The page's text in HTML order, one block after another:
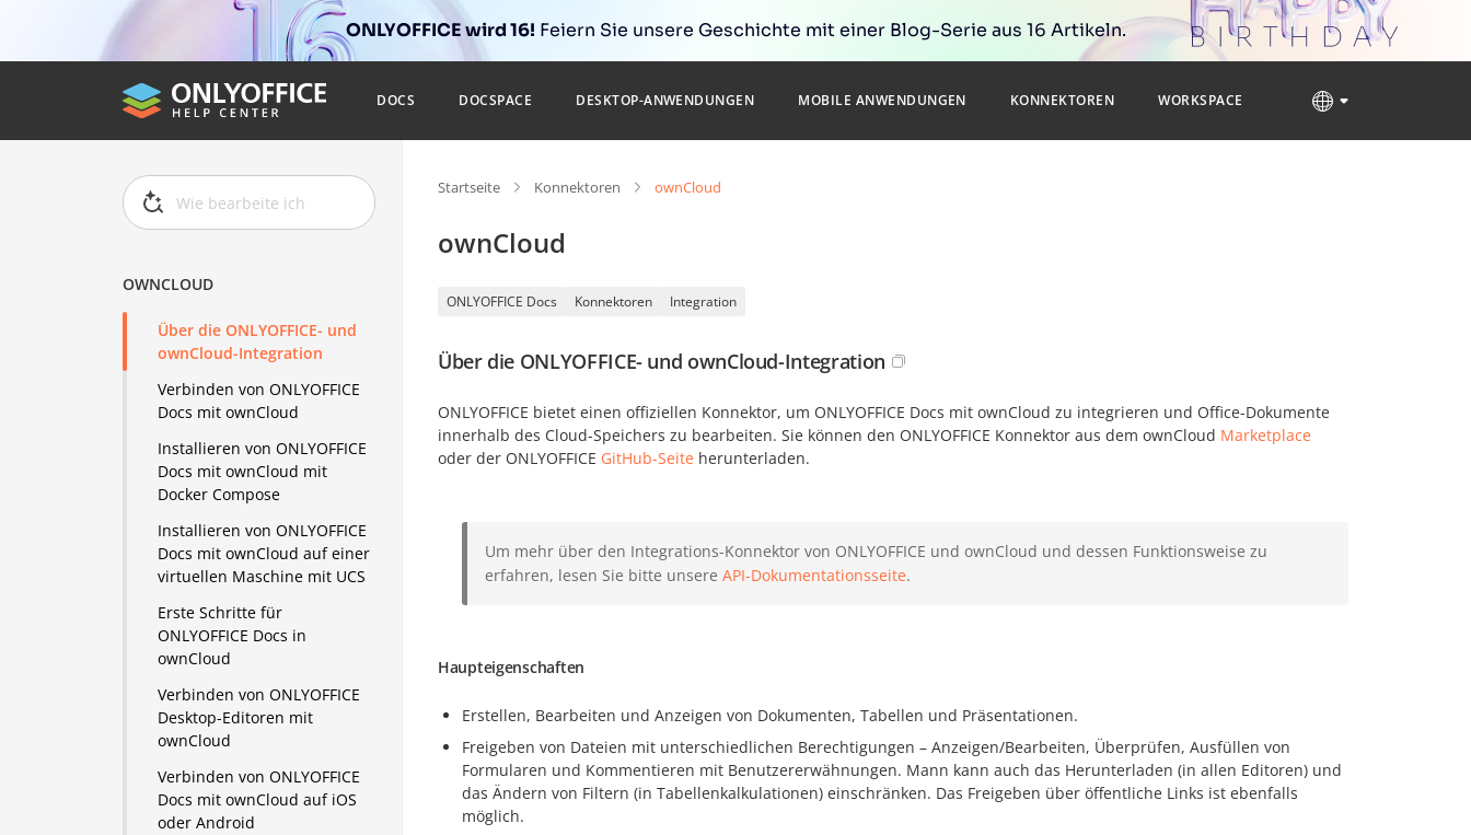
ONLYOFFICE wird 16! Feiern Sie unsere Geschichte mit einer Blog-Serie aus 16 Artikeln.
DOCS DOCSPACE DESKTOP-ANWENDUNGEN MOBILE ANWENDUNGEN KONNEKTOREN WORKSPACE
OWNCLOUD
Über die ONLYOFFICE- und
ownCloud-Integration
Verbinden von ONLYOFFICE
Docs mit ownCloud
Installieren von ONLYOFFICE
Docs mit ownCloud mit
Docker Compose
Installieren von ONLYOFFICE
Docs mit ownCloud auf einer
virtuellen Maschine mit UCS
Erste Schritte für
ONLYOFFICE Docs in
ownCloud
Verbinden von ONLYOFFICE
Desktop-Editoren mit
ownCloud
Verbinden von ONLYOFFICE
Docs mit ownCloud auf iOS
oder Android
Startseite Konnektoren ownCloud
ownCloud
ONLYOFFICE Docs Konnektoren Integration
Über die ONLYOFFICE- und ownCloud-Integration
ONLYOFFICE bietet einen offiziellen Konnektor, um ONLYOFFICE Docs mit ownCloud zu integrieren und Office-Dokumente
innerhalb des Cloud-Speichers zu bearbeiten. Sie können den ONLYOFFICE Konnektor aus dem ownCloud Marketplace
oder der ONLYOFFICE GitHub-Seite herunterladen.
Um mehr über den Integrations-Konnektor von ONLYOFFICE und ownCloud und dessen Funktionsweise zu
erfahren, lesen Sie bitte unsere API-Dokumentationsseite.
Haupteigenschaften
Erstellen, Bearbeiten und Anzeigen von Dokumenten, Tabellen und Präsentationen.
Freigeben von Dateien mit unterschiedlichen Berechtigungen – Anzeigen/Bearbeiten, Überprüfen, Ausfüllen von
Formularen und Kommentieren mit Benutzererwähnungen. Mann kann auch das Herunterladen (in allen Editoren) und
das Ändern von Filtern (in Tabellenkalkulationen) einschränken. Das Freigeben über öffentliche Links ist ebenfalls
möglich.